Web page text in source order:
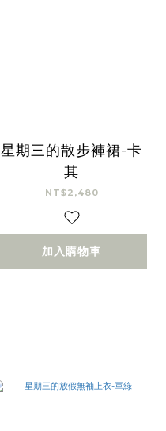
星期三的散步褲裙-卡
其
NT$2,480
加入購物車